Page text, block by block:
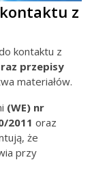
z
kontaktu z
przepisy
materiałów.
(WE) nr
2011 oraz
że
przy